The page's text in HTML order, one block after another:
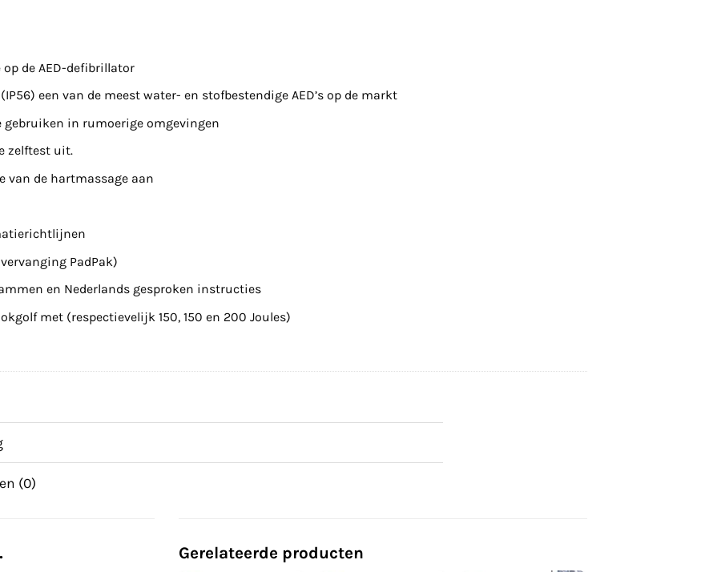
de AED-defibrillator
een van de meest water- en stofbestendige AED’s op de markt
gebruiken in rumoerige omgevingen
zelftest uit.
van de hartmassage aan
PadPak)
en Nederlands gesproken instructies
met (respectievelijk 150, 150 en 200 Joules)
(0)
Gerelateerde producten